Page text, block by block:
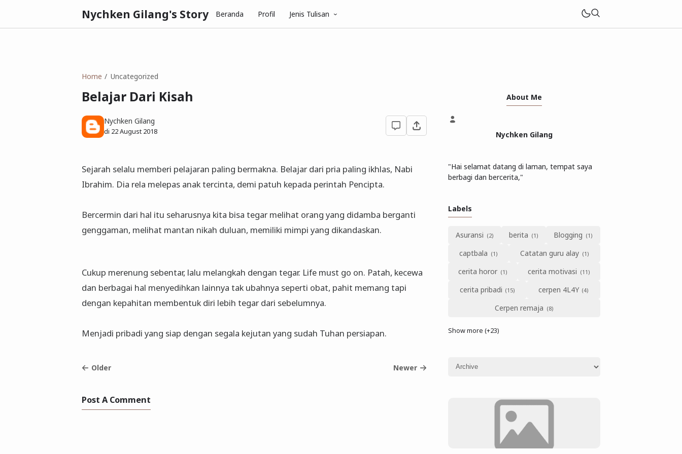
Nychken Gilang's Story Beranda Profil Jenis Tulisan
Home Uncategorized
Belajar Dari Kisah
Nychken Gilang
di 22 August 2018
Sejarah selalu memberi pelajaran paling bermakna. Belajar dari pria paling ikhlas, Nabi
Ibrahim. Dia rela melepas anak tercinta, demi patuh kepada perintah Pencipta.
Bercermin dari hal itu seharusnya kita bisa tegar melihat orang yang didamba berganti
genggaman, melihat mantan nikah duluan, memiliki mimpi yang dikandaskan.
Cukup merenung sebentar, lalu melangkah dengan tegar. Life must go on. Patah, kecewa
dan berbagai hal menyedihkan lainnya tak ubahnya seperti obat, pahit memang tapi
dengan kepahitan membentuk diri lebih tegar dari sebelumnya.
Menjadi pribadi yang siap dengan segala kejutan yang sudah Tuhan persiapan.
Older Newer
Post A Comment
About Me
Nychken Gilang
"Hai selamat datang di laman, tempat saya
berbagi dan bercerita,"
Labels
Asuransi berita
Blogging
captbala
Catatan guru alay
cerita horor
cerita motivasi
cerita pribadi
cerpen 4L4Y
Cerpen remaja
Show more (+23)